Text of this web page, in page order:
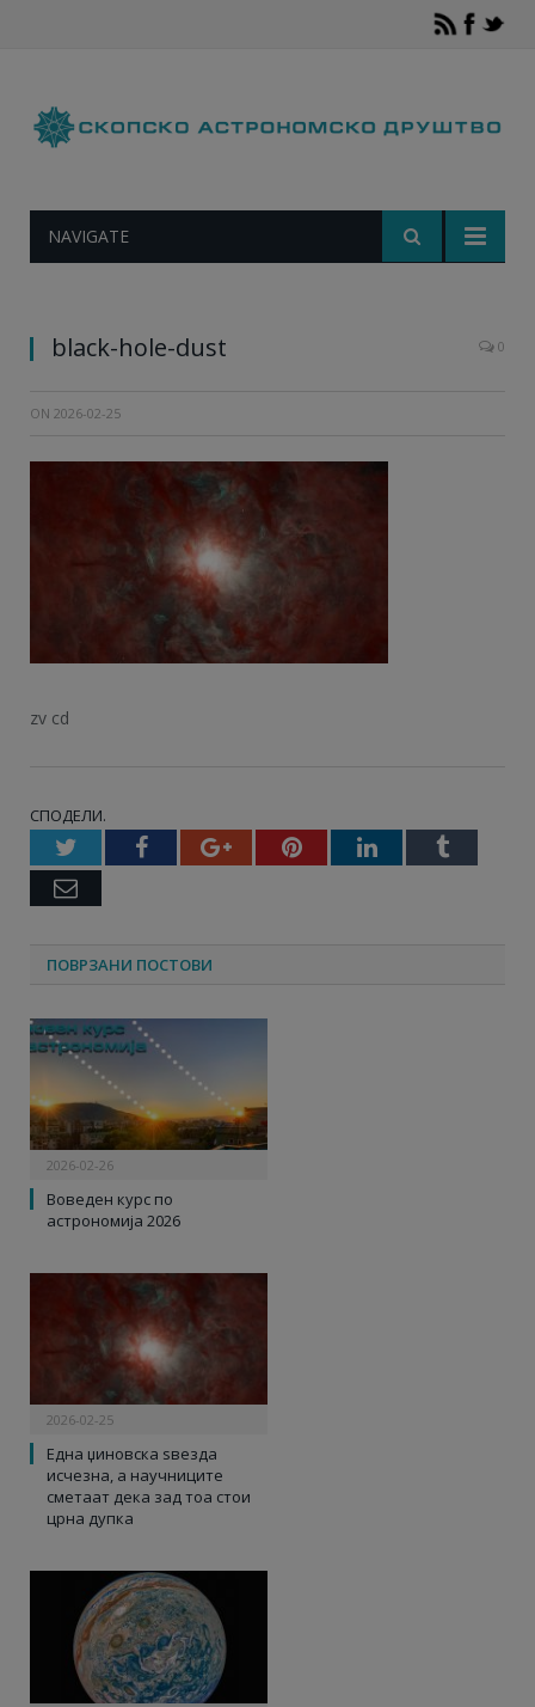
NAVIGATE
black-hole-dust 0
ON 2026-02-25
zv cd
СПОДЕЛИ.
TwitterFacebookGoogle+Pinterest
LinkedIn
Email
ПОВРЗАНИ ПОСТОВИ
2026-02-26
Воведен курс по
астрономија 2026
2026-02-25
Една џиновска ѕвезда
исчезна, а научниците
сметаат дека зад тоа стои
црна дупка